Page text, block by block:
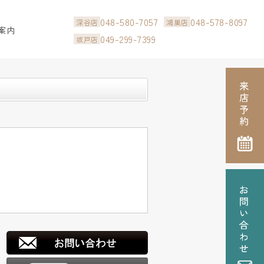
内
深谷店 048-580-7057 鴻巣店 048-578-8097
坂戸店 049-299-7399